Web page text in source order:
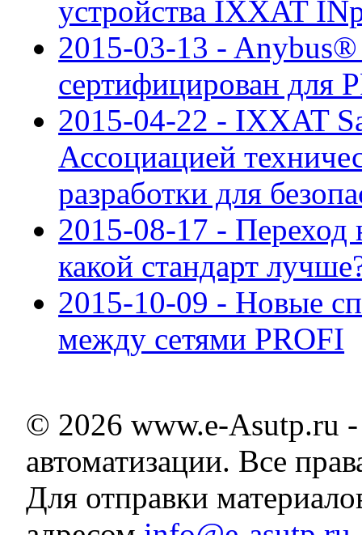
устройства IXXAT
2015-03-13 -
сертифицирован для
2015-04-22 - IXXAT
Ассоциацией
разработки для
2015-08-17 - Переход
какой стандарт
2015-10-09 - Новые
между сетями PROFI
© 2026 www.e-Asutp.ru
автоматизации. Все
Для отправки